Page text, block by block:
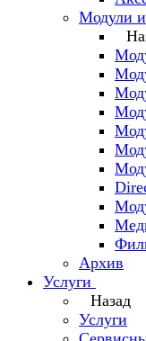
Модули
Архив
Услуги
Назад
Услуги